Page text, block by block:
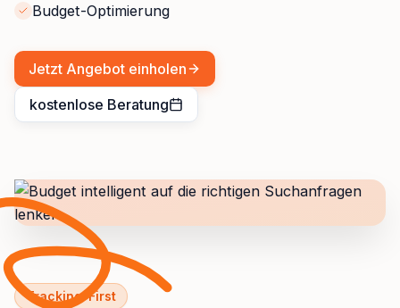
Budget-Optimierung
Jetzt Angebot einholen
kostenlose Beratung
Tracking-First